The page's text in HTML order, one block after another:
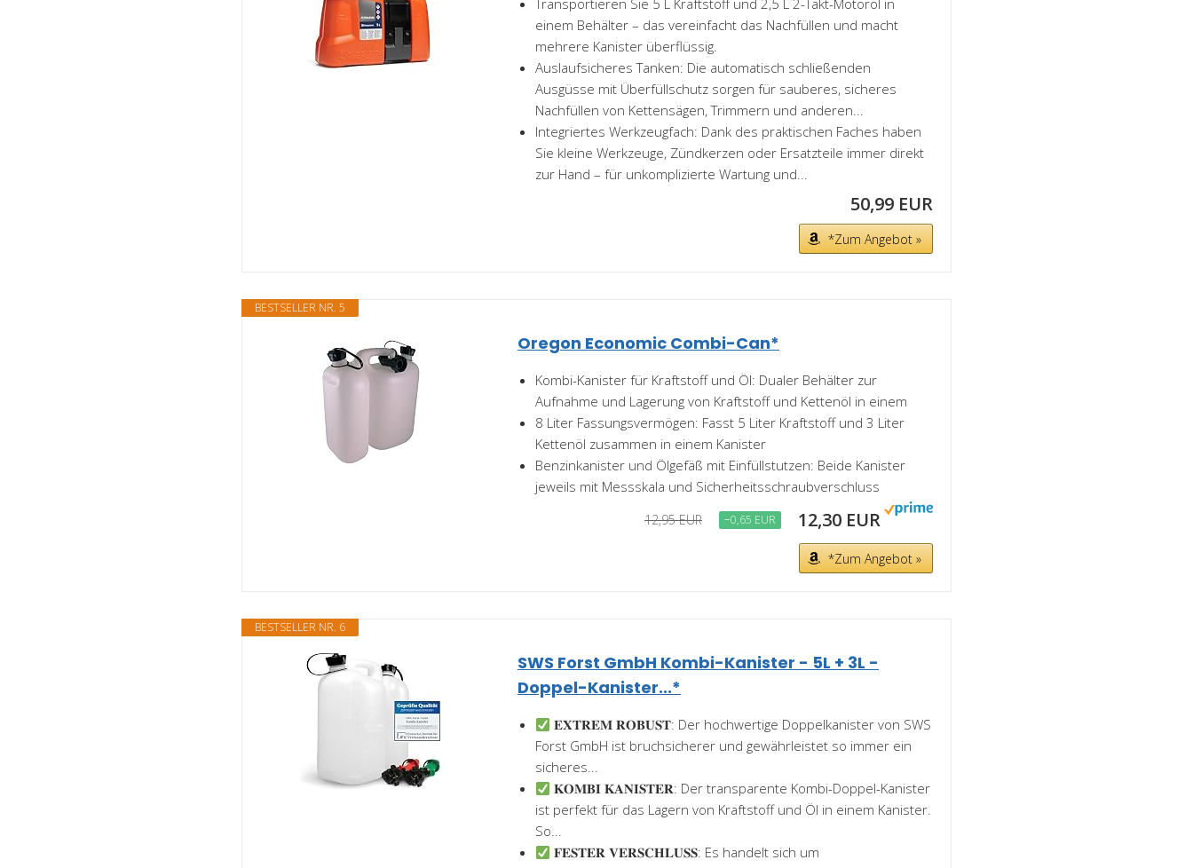
Transportieren Sie 5 L Kraftstoff und 2,5 L 2-Takt-Motoröl in
einem Behälter – das vereinfacht das Nachfüllen und macht
mehrere Kanister überflüssig.
Auslaufsicheres Tanken: Die automatisch schließenden
Ausgüsse mit Überfüllschutz sorgen für sauberes, sicheres
Nachfüllen von Kettensägen, Trimmern und anderen...
Integriertes Werkzeugfach: Dank des praktischen Faches haben
Sie kleine Werkzeuge, Zündkerzen oder Ersatzteile immer direkt
zur Hand – für unkomplizierte Wartung und...
50,99 EUR
*Zum Angebot »
BESTSELLER NR. 5
Oregon Economic Combi-Can*
Kombi-Kanister für Kraftstoff und Öl: Dualer Behälter zur
Aufnahme und Lagerung von Kraftstoff und Kettenöl in einem
8 Liter Fassungsvermögen: Fasst 5 Liter Kraftstoff und 3 Liter
Kettenöl zusammen in einem Kanister
Benzinkanister und Ölgefäß mit Einfüllstutzen: Beide Kanister
jeweils mit Messskala und Sicherheitsschraubverschluss
12,95 EUR −0,65 EUR 12,30 EUR
*Zum Angebot »
BESTSELLER NR. 6
SWS Forst GmbH Kombi-Kanister - 5L + 3L -
Doppel-Kanister...*
𝐄𝐗𝐓𝐑𝐄𝐌 𝐑𝐎𝐁𝐔𝐒𝐓: Der hochwertige Doppelkanister von SWS
Forst GmbH ist bruchsicherer und gewährleistet so immer ein
sicheres...
𝐊𝐎𝐌𝐁𝐈 𝐊𝐀𝐍𝐈𝐒𝐓𝐄𝐑: Der transparente Kombi-Doppel-Kanister
ist perfekt für das Lagern von Kraftstoff und Öl in einem Kanister.
So...
𝐅𝐄𝐒𝐓𝐄𝐑 𝐕𝐄𝐑𝐒𝐂𝐇𝐋𝐔𝐒𝐒: Es handelt sich um